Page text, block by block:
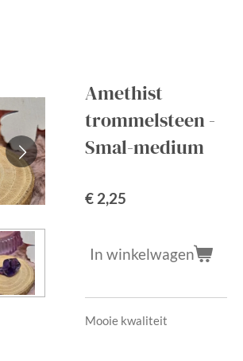
Amethist
trommelsteen -
Smal-medium
€ 2,25
In winkelwagen
Mooie kwaliteit